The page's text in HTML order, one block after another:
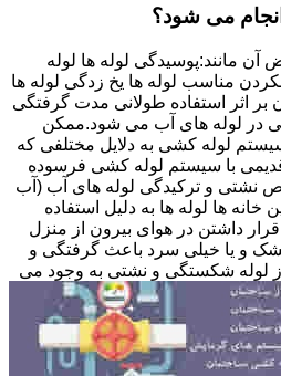
می شود؟
آن مانند:پوسیدگی لوله ها لوله
مناسب لوله ها یخ زدگی لوله ها
بر اثر استفاده طولانی مدت گرفتگی
در لوله های آب می شود.ممکن
لوله کشی به دلایل مختلفی که
قدیمی با سیستم لوله کشی فرسوده
نشتی و ترکیدگی لوله های آب (آب
ها لوله ها به دلیل استفاده
داشتن در هوای بیرون از منزل
و یا خیلی سرد باعث گرفتگی و
لوله شکستگی و نشتی به وجود می